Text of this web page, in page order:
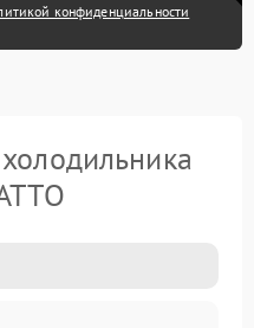
конфиденциальности